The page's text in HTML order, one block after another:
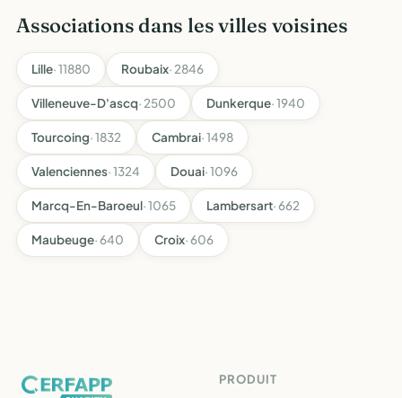
Associations dans les villes voisines
Lille· 11880 Roubaix· 2846
Villeneuve-D'ascq· 2500 Dunkerque· 1940
Tourcoing· 1832 Cambrai· 1498
Valenciennes· 1324 Douai· 1096
Marcq-En-Baroeul· 1065 Lambersart· 662
Maubeuge· 640 Croix· 606
PRODUIT